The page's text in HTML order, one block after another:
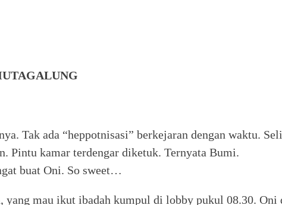
Tak ada “heppotnisasi” berkejaran dengan waktu.
Pintu kamar terdengar diketuk. Ternyata Bumi.
buat Oni. So sweet…
yang mau ikut ibadah kumpul di lobby pukul 08.30. Oni